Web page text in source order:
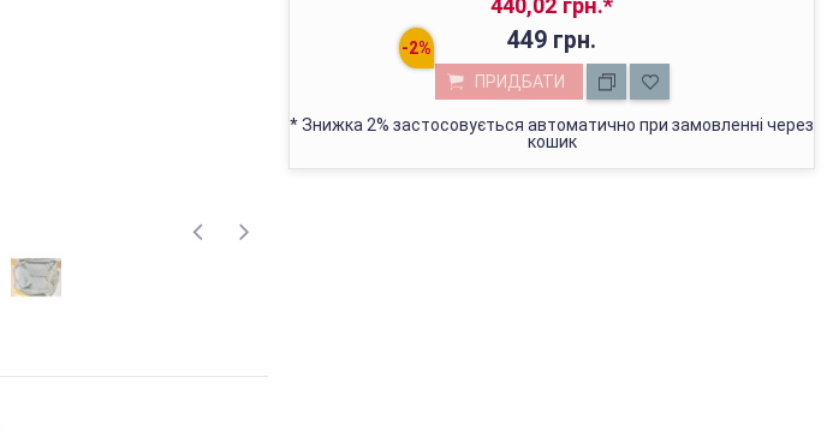
449 грн.
ПРИДБАТИ
*Знижка 2% застосовується автоматично при замовленні через
кошик